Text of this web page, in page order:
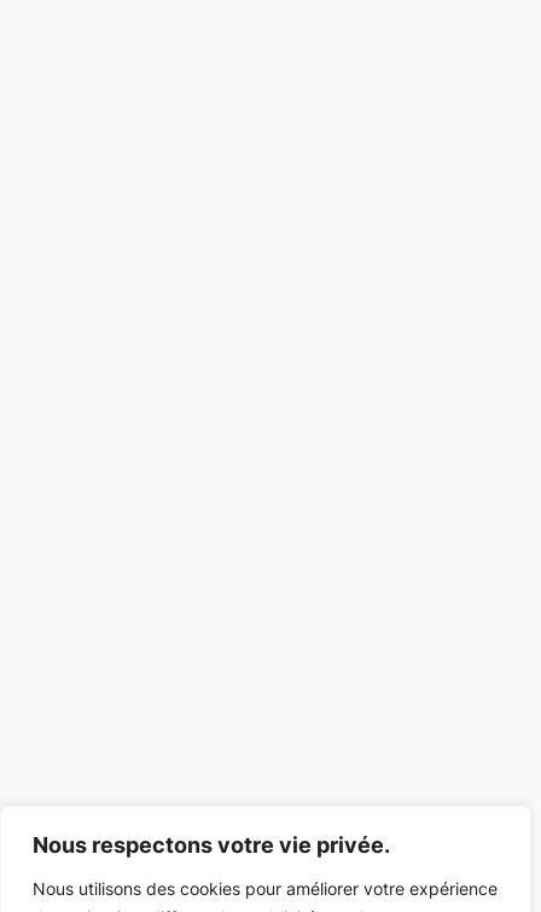
Nous respectons votre vie privée.
Nous utilisons des cookies pour améliorer votre expérience